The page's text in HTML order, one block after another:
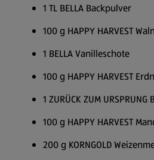
1 TL BELLA Backpulver
100 g HAPPY HARVEST
1 BELLA Vanilleschote
100 g HAPPY HARVEST
1 ZURÜCK ZUM
100 g HAPPY HARVEST
200 g KORNGOLD